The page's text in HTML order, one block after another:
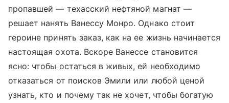
пропавшей — техасский нефтяной магнат —
решает нанять Ванессу Монро. Однако стоит
героине принять заказ, как на ее жизнь начинается
настоящая охота. Вскоре Ванессе становится
ясно: чтобы остаться в живых, ей необходимо
отказаться от поисков Эмили или любой ценой
узнать, кто и почему так не хочет, чтобы богатую